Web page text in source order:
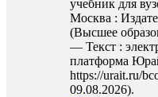
учебник для
Москва :
(Высшее
— Текст :
платформа
https://urait.ru/
09.08.2026).